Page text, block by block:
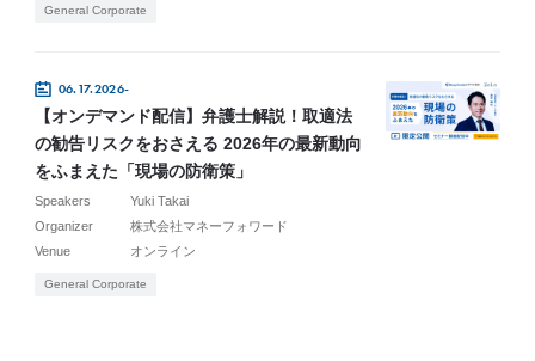
General Corporate
06.17.2026-
【オンデマンド配信】弁護士解説！取適法
の勧告リスクをおさえる 2026年の最新動向
をふまえた「現場の防衛策」
Speakers
Yuki Takai
Organizer
株式会社マネーフォワード
Venue
オンライン
General Corporate